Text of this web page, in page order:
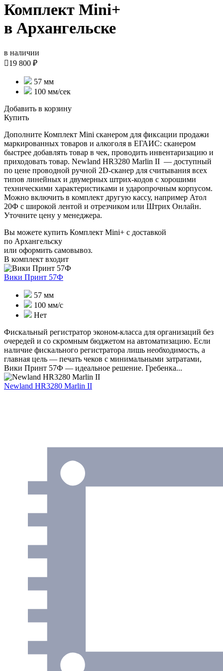
Комплект Mini+
в Архангельске
в наличии
19 800 ₽
57 мм
100 мм/сек
Добавить в корзину
Купить
Дополните Комплект Mini сканером для фиксации продажи
маркированных товаров и алкоголя в ЕГАИС: сканером
быстрее добавлять товар в чек, проводить инвентаризацию и
приходовать товар. Newland HR3280 Marlin II — доступный
по цене проводной ручной 2D-сканер для считывания всех
типов линейных и двумерных штрих-кодов с хорошими
техническими характеристиками и ударопрочным корпусом.
Можно включить в комплект другую кассу, например Атол
20Ф с широкой лентой и отрезчиком или Штрих Онлайн.
Уточните цену у менеджера.
Вы можете купить Комплект Mini+ с доставкой
по Архангельску
или оформить самовывоз.
В комплект входит
Вики Принт 57Ф
57 мм
100 мм/с
Нет
Фискальный регистратор эконом-класса для организаций без
очередей и со скромным бюджетом на автоматизацию. Если
наличие фискального регистратора лишь необходимость, а
главная цель — печать чеков с минимальными затратами,
Вики Принт 57Ф — идеальное решение. Гребенка...
Newland HR3280 Marlin II